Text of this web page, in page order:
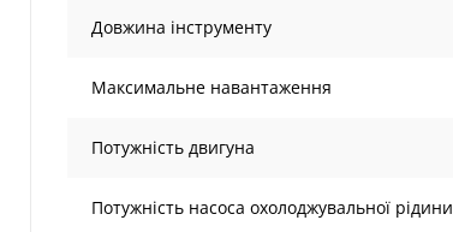
Довжина інструменту
Максимальне навантаження
Потужність двигуна
Потужність насоса охолоджувальної рідини